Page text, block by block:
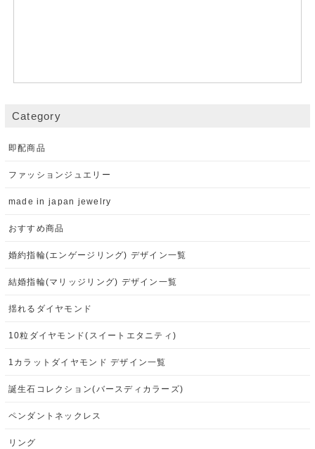
Category
即配商品
ファッションジュエリー
made in japan jewelry
おすすめ商品
婚約指輪(エンゲージリング) デザイン一覧
結婚指輪(マリッジリング) デザイン一覧
揺れるダイヤモンド
10粒ダイヤモンド(スイートエタニティ)
1カラットダイヤモンド デザイン一覧
誕生石コレクション(バースディカラーズ)
ペンダントネックレス
リング